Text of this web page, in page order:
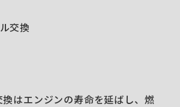
交換
はエンジンの寿命を延ばし、燃